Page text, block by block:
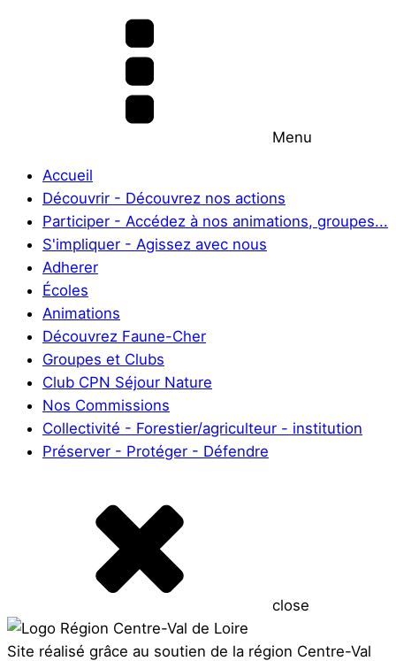
Menu
Accueil
Découvrir - Découvrez nos actions
Participer - Accédez à nos animations, groupes...
S'impliquer - Agissez avec nous
Adherer
Écoles
Animations
Découvrez Faune-Cher
Groupes et Clubs
Club CPN Séjour Nature
Nos Commissions
Collectivité - Forestier/agriculteur - institution
Préserver - Protéger - Défendre
close
Site réalisé grâce au soutien de la région Centre-Val